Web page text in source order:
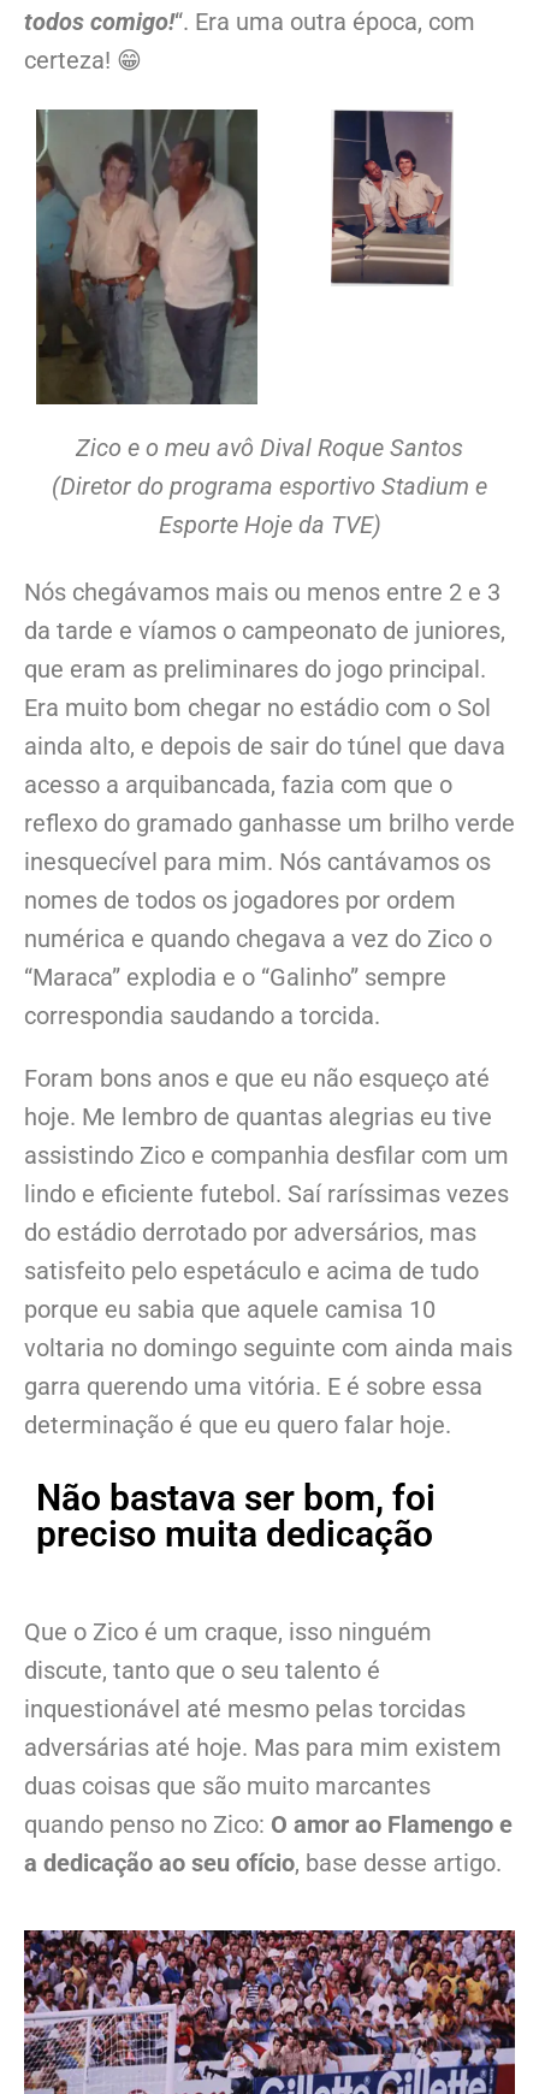
todos comigo!“. Era uma outra época, com
certeza! 😁
Zico e o meu avô Dival Roque Santos
(Diretor do programa esportivo Stadium e
Esporte Hoje da TVE)
Nós chegávamos mais ou menos entre 2 e 3
da tarde e víamos o campeonato de juniores,
que eram as preliminares do jogo principal.
Era muito bom chegar no estádio com o Sol
ainda alto, e depois de sair do túnel que dava
acesso a arquibancada, fazia com que o
reflexo do gramado ganhasse um brilho verde
inesquecível para mim. Nós cantávamos os
nomes de todos os jogadores por ordem
numérica e quando chegava a vez do Zico o
“Maraca” explodia e o “Galinho” sempre
correspondia saudando a torcida.
Foram bons anos e que eu não esqueço até
hoje. Me lembro de quantas alegrias eu tive
assistindo Zico e companhia desfilar com um
lindo e eficiente futebol. Saí raríssimas vezes
do estádio derrotado por adversários, mas
satisfeito pelo espetáculo e acima de tudo
porque eu sabia que aquele camisa 10
voltaria no domingo seguinte com ainda mais
garra querendo uma vitória. E é sobre essa
determinação é que eu quero falar hoje.
Não bastava ser bom, foi
preciso muita dedicação
Que o Zico é um craque, isso ninguém
discute, tanto que o seu talento é
inquestionável até mesmo pelas torcidas
adversárias até hoje. Mas para mim existem
duas coisas que são muito marcantes
quando penso no Zico: O amor ao Flamengo e
a dedicação ao seu ofício, base desse artigo.